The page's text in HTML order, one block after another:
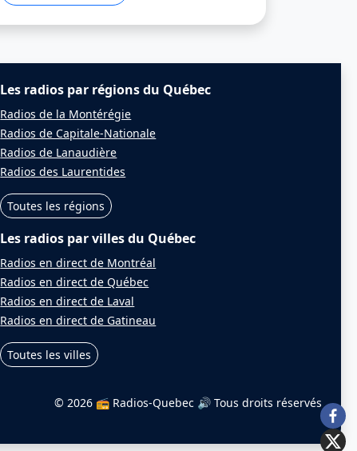
Les radios par régions du Québec
Radios de la Montérégie
Radios de Capitale-Nationale
Radios de Lanaudière
Radios des Laurentides
Toutes les régions
Les radios par villes du Québec
Radios en direct de Montréal
Radios en direct de Québec
Radios en direct de Laval
Radios en direct de Gatineau
Toutes les villes
© 2026 📻 Radios-Quebec 🔊 Tous droits réservés